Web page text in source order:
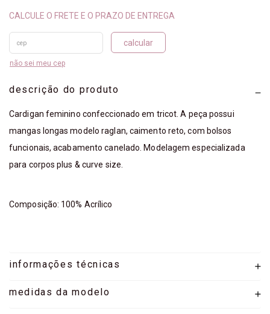
calcular
não sei meu cep
descrição do produto
Cardigan feminino confeccionado em tricot. A peça possui
mangas longas modelo raglan, caimento reto, com bolsos
funcionais, acabamento canelado. Modelagem especializada
para corpos plus & curve size.
Composição: 100% Acrílico
informações técnicas
medidas da modelo